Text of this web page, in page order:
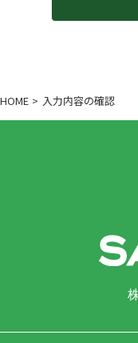
HOME 入力内容の確認